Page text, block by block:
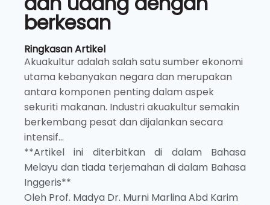
berkesan
Ringkasan Artikel
Akuakultur adalah salah satu sumber ekonomi
utama kebanyakan negara dan merupakan
antara komponen penting dalam aspek
sekuriti makanan. Industri akuakultur semakin
berkembang pesat dan dijalankan secara
intensif...
**Artikel ini diterbitkan di dalam Bahasa
Melayu dan tiada terjemahan di dalam Bahasa
Inggeris**
Oleh Prof. Madya Dr. Murni Marlina Abd Karim